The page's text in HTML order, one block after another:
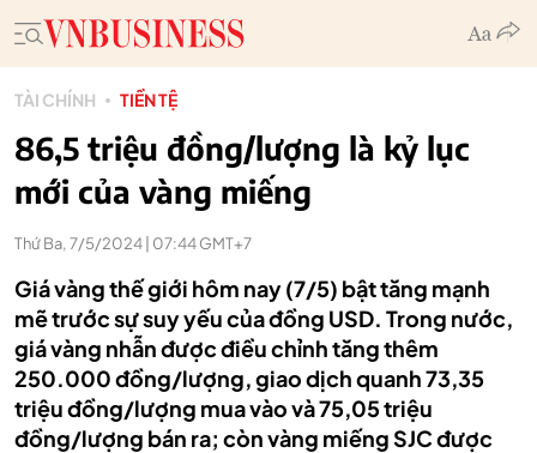
TÀI CHÍNH TIỀN TỆ
86,5 triệu đồng/lượng là kỷ lục
mới của vàng miếng
Thứ Ba, 7/5/2024 | 07:44 GMT+7
Giá vàng thế giới hôm nay (7/5) bật tăng mạnh
mẽ trước sự suy yếu của đồng USD. Trong nước,
giá vàng nhẫn được điều chỉnh tăng thêm
250.000 đồng/lượng, giao dịch quanh 73,35
triệu đồng/lượng mua vào và 75,05 triệu
đồng/lượng bán ra; còn vàng miếng SJC được